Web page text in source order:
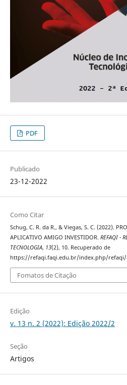
PDF
Publicado
23-12-2022
Como Citar
Schug, C. R. da R., & Viegas, S. C. (2022).
APLICATIVO AMIGO INVESTIDOR. REFAQI -
TECNOLOGIA, 13(2), 10. Recuperado de
https://refaqi.faqi.edu.br/index.php/
Fomatos de Citação
Edição
v. 13 n. 2 (2022): Edição 2022/2
Seção
Artigos